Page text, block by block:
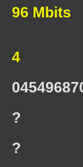
96 Mbits
4
?
?